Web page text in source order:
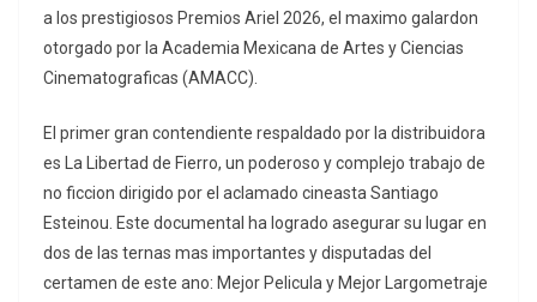
a los prestigiosos Premios Ariel 2026, el maximo galardon
otorgado por la Academia Mexicana de Artes y Ciencias
Cinematograficas (AMACC).
El primer gran contendiente respaldado por la distribuidora
es La Libertad de Fierro, un poderoso y complejo trabajo de
no ficcion dirigido por el aclamado cineasta Santiago
Esteinou. Este documental ha logrado asegurar su lugar en
dos de las ternas mas importantes y disputadas del
certamen de este ano: Mejor Pelicula y Mejor Largometraje